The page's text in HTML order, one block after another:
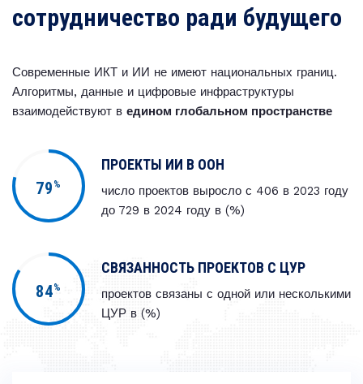
сотрудничество ради будущего
Современные ИКТ и ИИ не имеют национальных границ.
Алгоритмы, данные и цифровые инфраструктуры
взаимодействуют в едином глобальном пространстве
79 %
ПРОЕКТЫ ИИ В ООН
число проектов выросло с 406 в 2023 году
до 729 в 2024 году в (%)
84%
СВЯЗАННОСТЬ ПРОЕКТОВ С ЦУР
проектов связаны с одной или несколькими
ЦУР в (%)